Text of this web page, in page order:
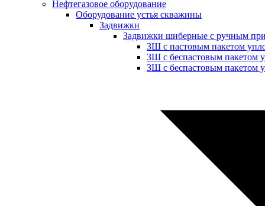
Нефтегазовое оборудование
Оборудование устья скважины
Задвижки
Задвижки шиберные с ручным
ЗШ с пастовым пакетом
ЗШ с беспастовым пакетом
ЗШ с беспастовым пакетом